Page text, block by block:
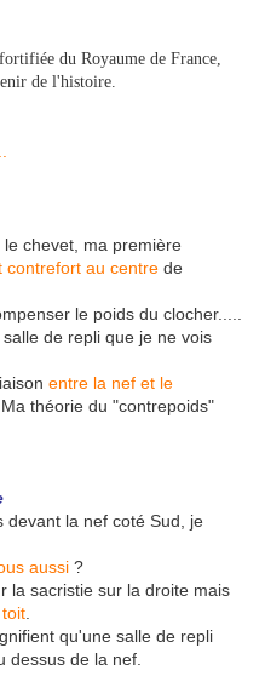
du Royaume de France,
de l'histoire.
chevet, ma première
contrefort au centre de
le poids du clocher.....
de repli que je ne vois
entre la nef et le
théorie du "contrepoids"
devant la nef coté Sud, je
aussi?
la sacristie sur la droite mais
qu'une salle de repli
dessus de la nef.